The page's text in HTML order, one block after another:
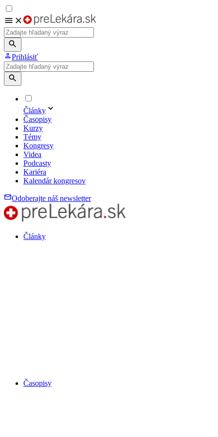
Prihlásiť
Články
Časopisy
Kurzy
Témy
Kongresy
Videa
Podcasty
Kariéra
Kalendár kongresov
Odoberajte náš newsletter
Články
Časopisy